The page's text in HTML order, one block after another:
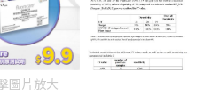
圖片放大